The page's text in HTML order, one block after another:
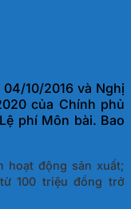
10/2016 và Nghị
của Chính phủ
phí Môn bài. Bao
hoạt động sản xuất;
100 triệu đồng trở